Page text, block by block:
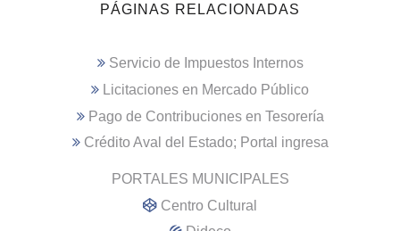
PÁGINAS RELACIONADAS
Servicio de Impuestos Internos
Licitaciones en Mercado Público
Pago de Contribuciones en Tesorería
Crédito Aval del Estado; Portal ingresa
PORTALES MUNICIPALES
Centro Cultural